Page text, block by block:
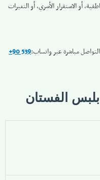
أو الاستقرار الأسري، أو التغيرات
مباشرة عبر واتساب:+90 539
بلبس الفستان